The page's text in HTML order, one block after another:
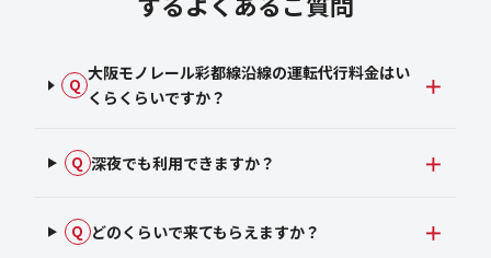
Q
大阪モノレール彩都線沿線の運転代行料金はい
くらくらいですか？
Q 深夜でも利用できますか？
Q どのくらいで来てもらえますか？